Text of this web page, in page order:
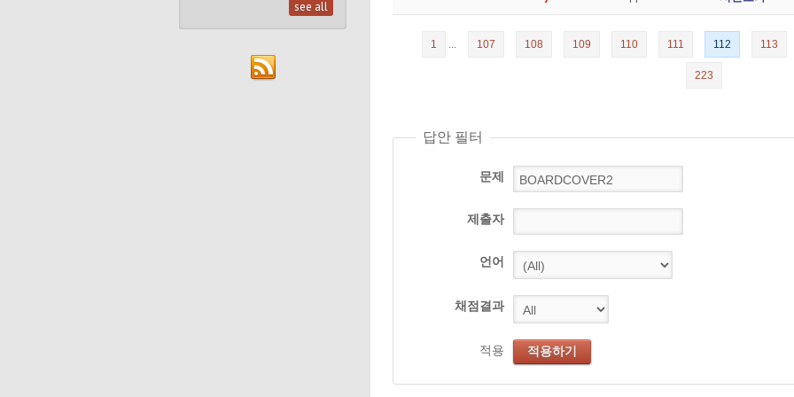
see all
1 ... 107 108 109 110 111 112 113
223
답안 필터
문제
제출자
언어
채점결과
적용 적용하기